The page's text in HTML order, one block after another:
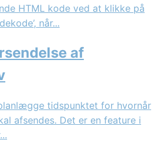
HTML kode ved at klikke på
når...
af
tidspunktet for hvornår
afsendes. Det er en feature i